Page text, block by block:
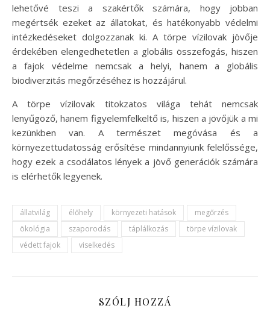
lehetővé teszi a szakértők számára, hogy jobban
megértsék ezeket az állatokat, és hatékonyabb védelmi
intézkedéseket dolgozzanak ki. A törpe vízilovak jövője
érdekében elengedhetetlen a globális összefogás, hiszen
a fajok védelme nemcsak a helyi, hanem a globális
biodiverzitás megőrzéséhez is hozzájárul.
A törpe vízilovak titokzatos világa tehát nemcsak
lenyűgöző, hanem figyelemfelkeltő is, hiszen a jövőjük a mi
kezünkben van. A természet megóvása és a
környezettudatosság erősítése mindannyiunk felelőssége,
hogy ezek a csodálatos lények a jövő generációk számára
is elérhetők legyenek.
állatvilág élőhely környezeti hatások
megőrzés
ökológia
szaporodás táplálkozás
törpe vízilovak
védett fajok
viselkedés
SZÓLJ HOZZÁ